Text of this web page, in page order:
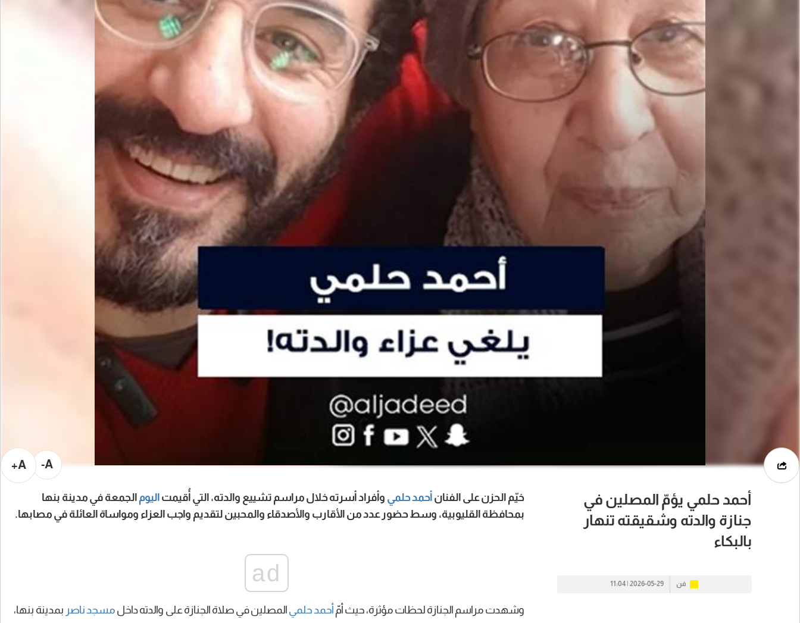
A-
A+
أحمد حلمي يؤمّ المصلين في
جنازة والدته وشقيقته تنهار
بالبكاء
فن 2026-05-29 | 11:04
خيّم الحزن على الفنان أحمد حلمي وأفراد أسرته خلال مراسم تشييع والدته، التي أُقيمت اليوم الجمعة في مدينة بنها
بمحافظة القليوبية، وسط حضور عدد من الأقارب والأصدقاء والمحبين لتقديم واجب العزاء ومواساة العائلة في مصابها.
ad
وشهدت مراسم الجنازة لحظات مؤثرة، حيث أمّ أحمد حلمي المصلين في صلاة الجنازة على والدته داخل مسجد ناصر بمدينة بنها،